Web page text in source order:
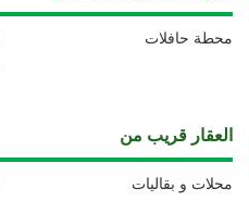
محطة حافلات
العقار قريب من
محلات و بقاليات